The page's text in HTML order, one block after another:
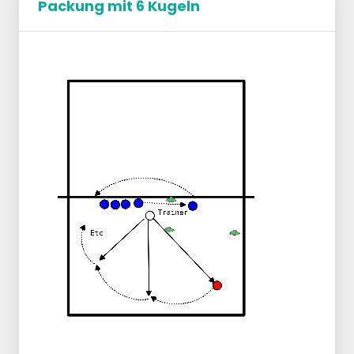
Gegner:
Aufschläger betritt das Feld
Trainer spielt einen Ballwechsel
der Aufschläger versucht, den Ball an
Position 4 nach außen zu spielen,
hier wird der Ball zu Ende gespielt.
Gegner:
Aufschläger betritt das Feld
2 Spieler am Netz machen eine Blockaktion
beim Angriff
alle spielen den Ballwechsel und dann spielt
Packung mit 6 Kugeln